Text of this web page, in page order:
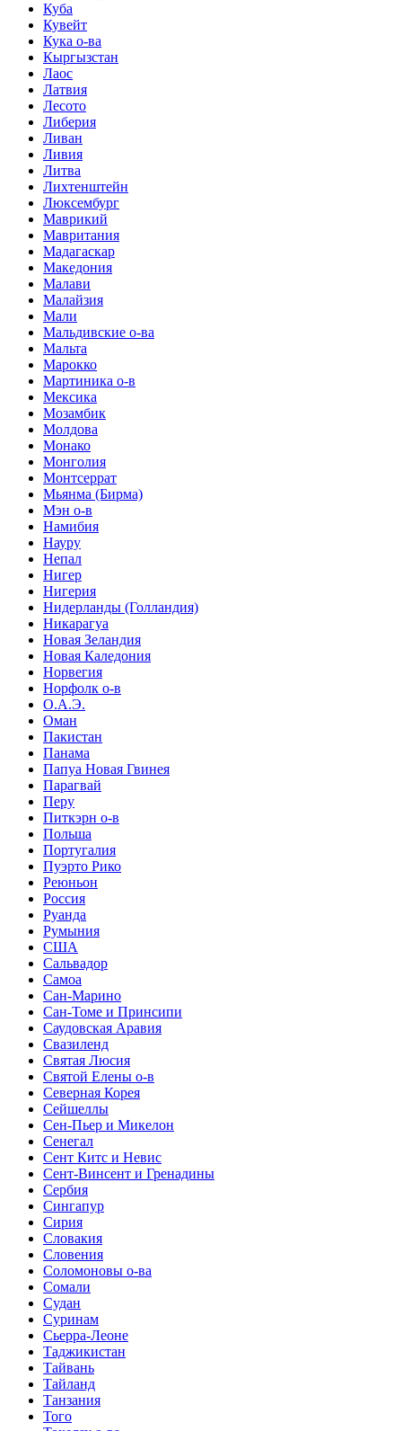
Куба
Кувейт
Кука о-ва
Кыргызстан
Лаос
Латвия
Лесото
Либерия
Ливан
Ливия
Литва
Лихтенштейн
Люксембург
Маврикий
Мавритания
Мадагаскар
Македония
Малави
Малайзия
Мали
Мальдивские о-ва
Мальта
Марокко
Мартиника о-в
Мексика
Мозамбик
Молдова
Монако
Монголия
Монтсеррат
Мьянма (Бирма)
Мэн о-в
Намибия
Науру
Непал
Нигер
Нигерия
Нидерланды (Голландия)
Никарагуа
Новая Зеландия
Новая Каледония
Норвегия
Норфолк о-в
О.А.Э.
Оман
Пакистан
Панама
Папуа Новая Гвинея
Парагвай
Перу
Питкэрн о-в
Польша
Португалия
Пуэрто Рико
Реюньон
Россия
Руанда
Румыния
США
Сальвадор
Самоа
Сан-Марино
Сан-Томе и Принсипи
Саудовская Аравия
Свазиленд
Святая Люсия
Святой Елены о-в
Северная Корея
Сейшеллы
Сен-Пьер и Микелон
Сенегал
Сент Китс и Невис
Сент-Винсент и Гренадины
Сербия
Сингапур
Сирия
Словакия
Словения
Соломоновы о-ва
Сомали
Судан
Суринам
Сьерра-Леоне
Таджикистан
Тайвань
Тайланд
Танзания
Того